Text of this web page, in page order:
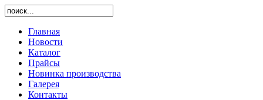
Главная
Новости
Каталог
Прайсы
Новинка производства
Галерея
Контакты